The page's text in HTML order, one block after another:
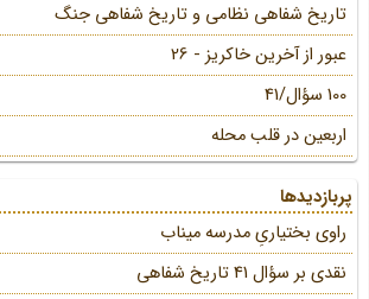
تاریخ شفاهی نظامی و تاریخ شفاهی جنگ
عبور از آخرین خاکریز - 26
100 سؤال/41
اربعین در قلب محله
پربازدیدها
راوی بختیاریِ مدرسه میناب
نقدی بر سؤال 41 تاریخ شفاهی